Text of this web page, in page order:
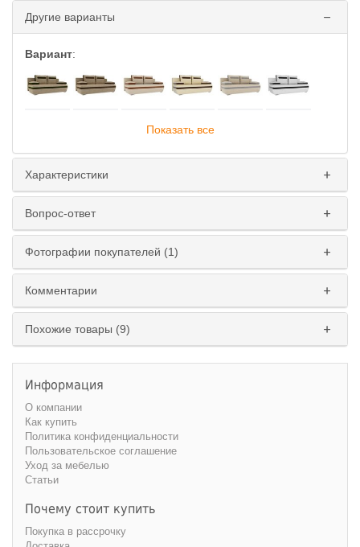
Другие варианты
Вариант:
Показать все
Характеристики
Вопрос-ответ
Фотографии покупателей (1)
Комментарии
Похожие товары (9)
Информация
О компании
Как купить
Политика конфиденциальности
Пользовательское соглашение
Уход за мебелью
Статьи
Почему стоит купить
Покупка в рассрочку